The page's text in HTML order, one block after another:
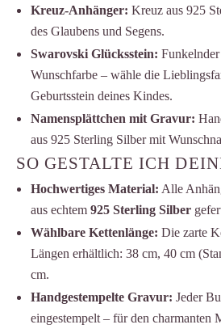
Kreuz-Anhänger: Kreuz aus 925
des Glaubens und Segens.
Swarovski Glücksstein:
Wunschfarbe – wähle die
Geburtsstein deines Kindes.
Namensplättchen mit Gravur:
aus 925 Sterling Silber mit
SO GESTALTE ICH
Hochwertiges Material: Alle
aus echtem 925 Sterling Silber
Wählbare Kettenlänge: Die zarte
Längen erhältlich: 38 cm, 40 cm
cm.
Handgestempelte Gravur: Jeder
eingestempelt – für den charmanten